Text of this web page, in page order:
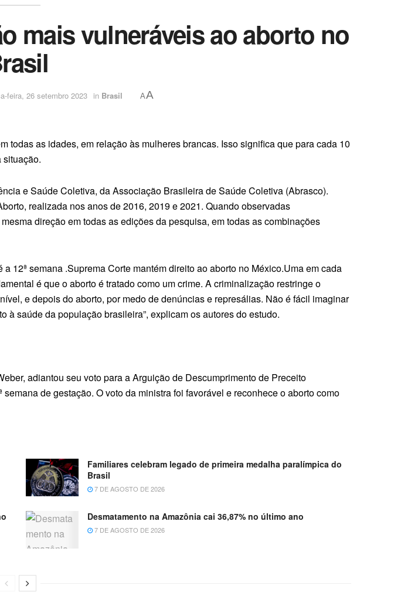
mais vulneráveis ao aborto no
feira, 26 setembro 2023 in Brasil AA
todas as idades, em relação às mulheres brancas. Isso significa que para cada 10
situação.
e Saúde Coletiva, da Associação Brasileira de Saúde Coletiva (Abrasco).
realizada nos anos de 2016, 2019 e 2021. Quando observadas
direção em todas as edições da pesquisa, em todas as combinações
12ª semana .Suprema Corte mantém direito ao aborto no México.Uma em cada
é que o aborto é tratado como um crime. A criminalização restringe o
e depois do aborto, por medo de denúncias e represálias. Não é fácil imaginar
saúde da população brasileira”, explicam os autores do estudo.
adiantou seu voto para a Arguição de Descumprimento de Preceito
de gestação. O voto da ministra foi favorável e reconhece o aborto como
Familiares celebram legado de primeira medalha paralímpica do
Brasil
7 DE AGOSTO DE 2026
Desmatamento na Amazônia cai 36,87% no último ano
7 DE AGOSTO DE 2026